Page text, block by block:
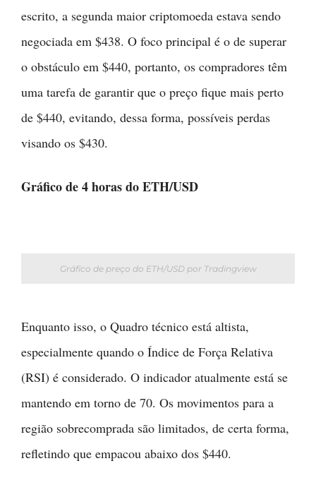
escrito, a segunda maior criptomoeda estava sendo
negociada em $438. O foco principal é o de superar
o obstáculo em $440, portanto, os compradores têm
uma tarefa de garantir que o preço fique mais perto
de $440, evitando, dessa forma, possíveis perdas
visando os $430.
Gráfico de 4 horas do ETH/USD
Gráfico de preço do ETH/USD por Tradingview
Enquanto isso, o Quadro técnico está altista,
especialmente quando o Índice de Força Relativa
(RSI) é considerado. O indicador atualmente está se
mantendo em torno de 70. Os movimentos para a
região sobrecomprada são limitados, de certa forma,
refletindo que empacou abaixo dos $440.